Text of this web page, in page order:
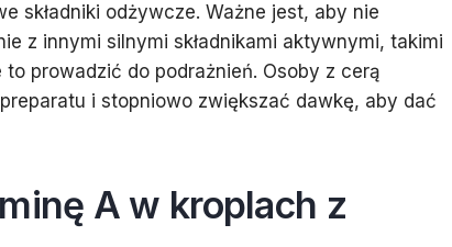
składniki odżywcze. Ważne jest, aby nie
z innymi silnymi składnikami aktywnymi, takimi
prowadzić do podrażnień. Osoby z cerą
i stopniowo zwiększać dawkę, aby dać
A w kroplach z